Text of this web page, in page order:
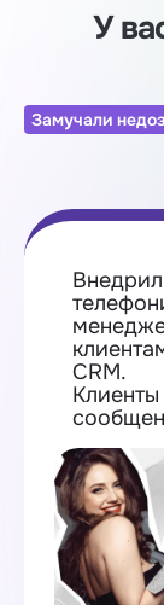
У
Замучали
CRM.
Клиенты